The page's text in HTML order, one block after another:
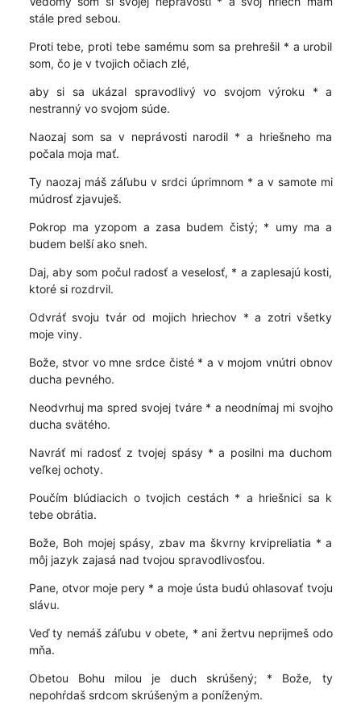
stále pred sebou.
Proti tebe, proti tebe samému som sa prehrešil * a urobil
som, čo je v tvojich očiach zlé,
aby si sa ukázal spravodlivý vo svojom výroku * a
nestranný vo svojom súde.
Naozaj som sa v neprávosti narodil * a hriešneho ma
počala moja mať.
Ty naozaj máš záľubu v srdci úprimnom * a v samote mi
múdrosť zjavuješ.
Pokrop ma yzopom a zasa budem čistý; * umy ma a
budem belší ako sneh.
Daj, aby som počul radosť a veselosť, * a zaplesajú kosti,
ktoré si rozdrvil.
Odvráť svoju tvár od mojich hriechov * a zotri všetky
moje viny.
Bože, stvor vo mne srdce čisté * a v mojom vnútri obnov
ducha pevného.
Neodvrhuj ma spred svojej tváre * a neodnímaj mi svojho
ducha svätého.
Navráť mi radosť z tvojej spásy * a posilni ma duchom
veľkej ochoty.
Poučím blúdiacich o tvojich cestách * a hriešnici sa k
tebe obrátia.
Bože, Boh mojej spásy, zbav ma škvrny krvipreliatia * a
môj jazyk zajasá nad tvojou spravodlivosťou.
Pane, otvor moje pery * a moje ústa budú ohlasovať tvoju
slávu.
Veď ty nemáš záľubu v obete, * ani žertvu neprijmeš odo
mňa.
Obetou Bohu milou je duch skrúšený; * Bože, ty
nepohŕdaš srdcom skrúšeným a poníženým.